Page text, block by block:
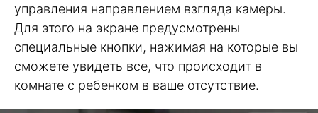
управления направлением взгляда камеры.
Для этого на экране предусмотрены
специальные кнопки, нажимая на которые вы
сможете увидеть все, что происходит в
комнате с ребенком в ваше отсутствие.